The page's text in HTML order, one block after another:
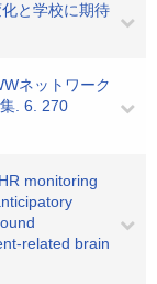
と学校に期待
ネットワーク
. 6. 270
monitoring
related brain